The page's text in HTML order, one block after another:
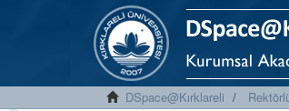
DSpace@Kırklareli